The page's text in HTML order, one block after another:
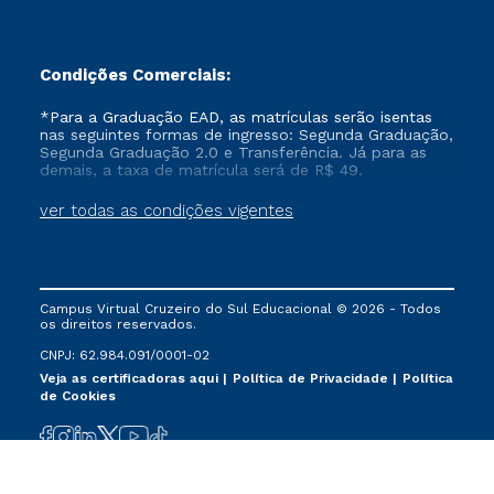
Condições Comerciais:
ver todas as condições vigentes
*Para a Graduação EAD, as matrículas serão isentas
nas seguintes formas de ingresso: Segunda Graduação,
Segunda Graduação 2.0 e Transferência. Já para as
demais, a taxa de matrícula será de R$ 49.
Campus Virtual Cruzeiro do Sul Educacional © 2026 - Todos
os direitos reservados.
CNPJ: 62.984.091/0001-02
Veja as certificadoras aqui
Política de Privacidade
Política
de Cookies